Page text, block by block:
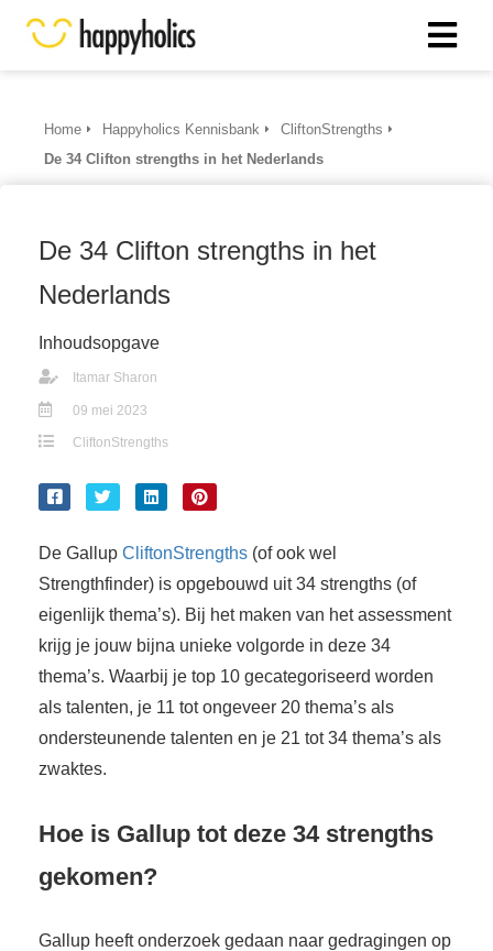
Home Happyholics Kennisbank
CliftonStrengths
De 34 Clifton strengths in het Nederlands
De 34 Clifton strengths in het
Nederlands
Inhoudsopgave
Itamar Sharon
09 mei 2023
CliftonStrengths
De Gallup CliftonStrengths (of ook wel
Strengthfinder) is opgebouwd uit 34 strengths (of
eigenlijk thema’s). Bij het maken van het assessment
krijg je jouw bijna unieke volgorde in deze 34
thema’s. Waarbij je top 10 gecategoriseerd worden
als talenten, je 11 tot ongeveer 20 thema’s als
ondersteunende talenten en je 21 tot 34 thema’s als
zwaktes.
Hoe is Gallup tot deze 34 strengths
gekomen?
Gallup heeft onderzoek gedaan naar gedragingen op